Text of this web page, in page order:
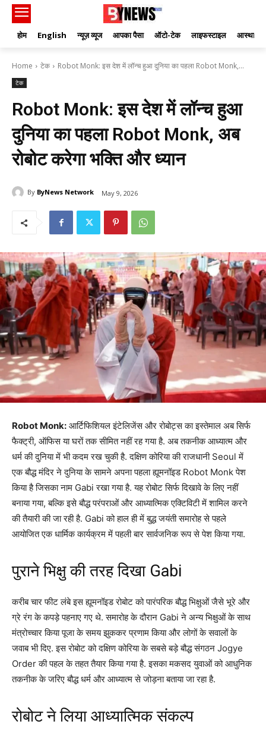
होम English न्यूज़ व्यूज आपका पैसा ऑटो-टेक लाइफस्टाइल आस्था
Home टेक Robot Monk: इस देश में लॉन्च हुआ दुनिया का पहला Robot Monk,...
टेक
Robot Monk: इस देश में लॉन्च हुआ
दुनिया का पहला Robot Monk, अब
रोबोट करेगा भक्ति और ध्यान
By ByNews Network May 9, 2026
Robot Monk: आर्टिफिशियल इंटेलिजेंस और रोबोट्स का इस्तेमाल अब सिर्फ
फैक्ट्री, ऑफिस या घरों तक सीमित नहीं रह गया है. अब तकनीक आध्यात्म और
धर्म की दुनिया में भी कदम रख चुकी है. दक्षिण कोरिया की राजधानी Seoul में
एक बौद्ध मंदिर ने दुनिया के सामने अपना पहला ह्यूमनॉइड Robot Monk पेश
किया है जिसका नाम Gabi रखा गया है. यह रोबोट सिर्फ दिखावे के लिए नहीं
बनाया गया, बल्कि इसे बौद्ध परंपराओं और आध्यात्मिक एक्टिविटी में शामिल करने
की तैयारी की जा रही है. Gabi को हाल ही में बुद्ध जयंती समारोह से पहले
आयोजित एक धार्मिक कार्यक्रम में पहली बार सार्वजनिक रूप से पेश किया गया.
पुराने भिक्षु की तरह दिखा Gabi
करीब चार फीट लंबे इस ह्यूमनॉइड रोबोट को पारंपरिक बौद्ध भिक्षुओं जैसे भूरे और
ग्रे रंग के कपड़े पहनाए गए थे. समारोह के दौरान Gabi ने अन्य भिक्षुओं के साथ
मंत्रोच्चार किया पूजा के समय झुककर प्रणाम किया और लोगों के सवालों के
जवाब भी दिए. इस रोबोट को दक्षिण कोरिया के सबसे बड़े बौद्ध संगठन Jogye
Order की पहल के तहत तैयार किया गया है. इसका मकसद युवाओं को आधुनिक
तकनीक के जरिए बौद्ध धर्म और आध्यात्म से जोड़ना बताया जा रहा है.
रोबोट ने लिया आध्यात्मिक संकल्प